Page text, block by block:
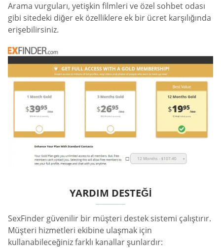
Arama vurguları, yetişkin filmleri ve özel sohbet odası
gibi sitedeki diğer ek özelliklere ek bir ücret karşılığında
erişebilirsiniz.
YARDIM DESTEĞI
SexFinder güvenilir bir müşteri destek sistemi çalıştırır.
Müşteri hizmetleri ekibine ulaşmak için
kullanabileceğiniz farklı kanallar şunlardır: